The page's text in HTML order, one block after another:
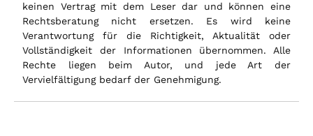
keinen Vertrag mit dem Leser dar und können eine
Rechtsberatung nicht ersetzen. Es wird keine
Verantwortung für die Richtigkeit, Aktualität oder
Vollständigkeit der Informationen übernommen. Alle
Rechte liegen beim Autor, und jede Art der
Vervielfältigung bedarf der Genehmigung.